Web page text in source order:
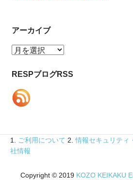
アーカイブ
ア
カ
ブ
RESPブログRSS
1. ご利用について 2.情報セキュリティ
社情報
Copyright © 2019 KOZO KEIKAKU